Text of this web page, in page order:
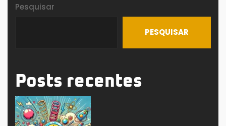
Pesquisar
PESQUISAR
Posts recentes